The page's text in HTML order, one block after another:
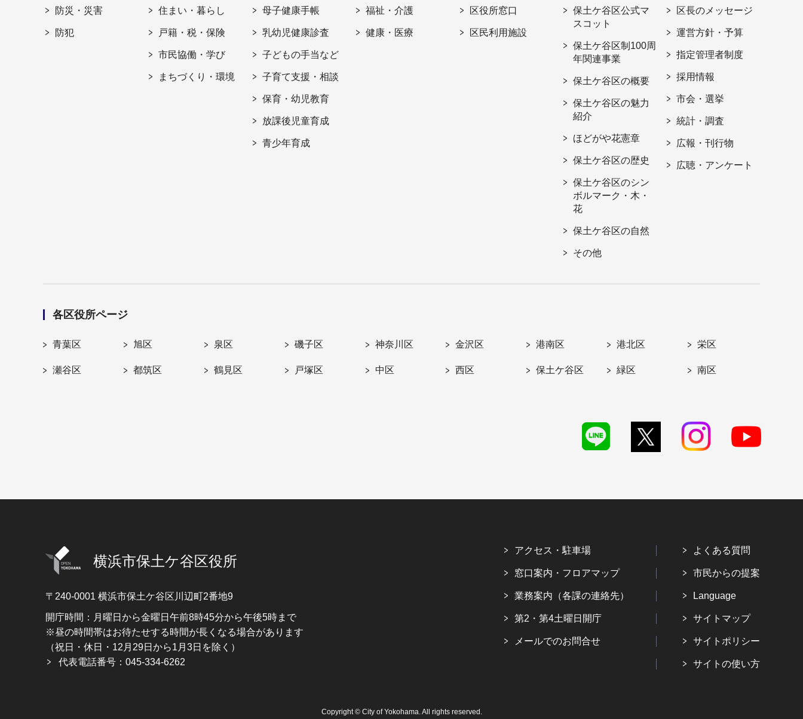
防災・災害
防犯
住まい・暮らし
戸籍・税・保険
市民協働・学び
まちづくり・環境
母子健康手帳
乳幼児健康診査
子どもの手当など
子育て支援・相談
保育・幼児教育
放課後児童育成
青少年育成
福祉・介護
健康・医療
区役所窓口
区民利用施設
保土ケ谷区公式マ
スコット
保土ケ谷区制100周
年関連事業
保土ケ谷区の概要
保土ケ谷区の魅力
紹介
ほどがや花憲章
保土ケ谷区の歴史
保土ケ谷区のシン
ボルマーク・木・
花
保土ケ谷区の自然
その他
区長のメッセージ
運営方針・予算
指定管理者制度
採用情報
市会・選挙
統計・調査
広報・刊行物
広聴・アンケート
各区役所ページ
青葉区 旭区 泉区 磯子区 神奈川区 金沢区 港南区 港北区 栄区
瀬谷区 都筑区 鶴見区 戸塚区 中区 西区 保土ケ谷区 緑区 南区
横浜市保土ケ谷区役所
〒240-0001 横浜市保土ケ谷区川辺町2番地9
開庁時間：月曜日から金曜日午前8時45分から午後5時まで
※昼の時間帯はお待たせする時間が長くなる場合があります
（祝日・休日・12月29日から1月3日を除く）
代表電話番号：045-334-6262
アクセス・駐車場
窓口案内・フロアマップ
業務案内（各課の連絡先）
第2・第4土曜日開庁
メールでのお問合せ
よくある質問
市民からの提案
Language
サイトマップ
サイトポリシー
サイトの使い方
Copyright © City of Yokohama. All rights reserved.